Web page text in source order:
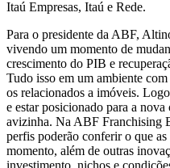
Itaú Empresas, Itaú e Rede.
Para o presidente da ABF,
vivendo um momento de
crescimento do PIB e
Tudo isso em um ambiente
os relacionados a imóveis.
e estar posicionado para a
avizinha. Na ABF Franchising
perfis poderão conferir o que as
momento, além de outras